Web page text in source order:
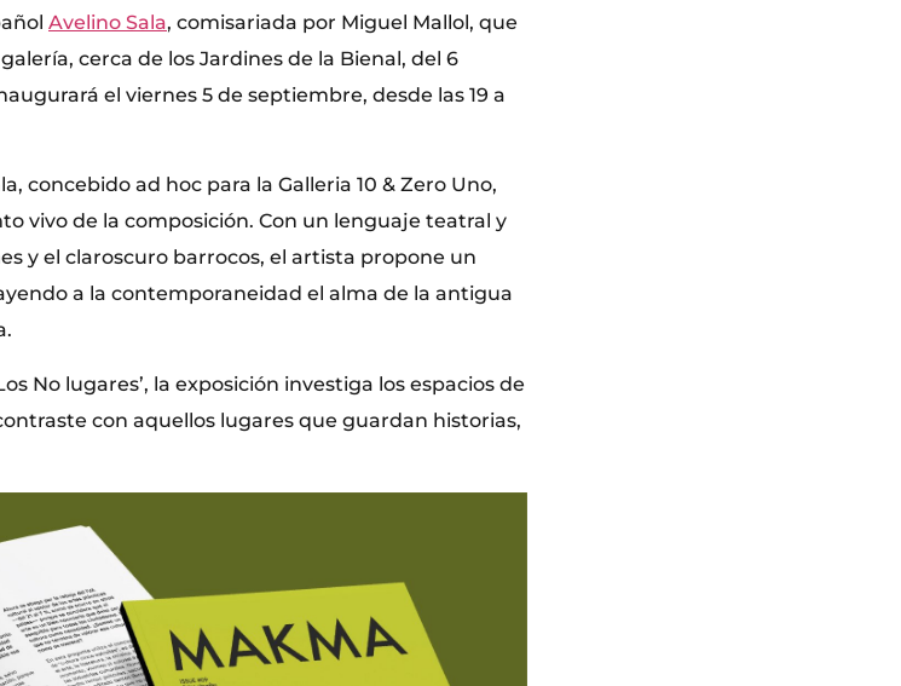
Avelino Sala, comisariada por Miguel Mallol, que
cerca de los Jardines de la Bienal, del 6
el viernes 5 de septiembre, desde las 19 a
concebido ad hoc para la Galleria 10 & Zero Uno,
vivo de la composición. Con un lenguaje teatral y
y el claroscuro barrocos, el artista propone un
a la contemporaneidad el alma de la antigua
No lugares’, la exposición investiga los espacios de
con aquellos lugares que guardan historias,